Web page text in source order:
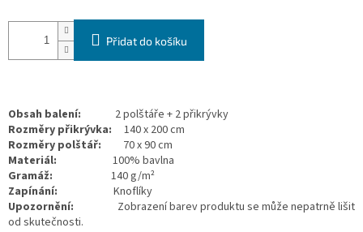
Přidat do košíku
Obsah balení: 2 polštáře + 2 přikrývky
Rozměry přikrývka: 140 x 200 cm
Rozměry polštář:
70 x 90 cm
Materiál:
100% bavlna
Gramáž:
140 g/m²
Zapínání:
Knoflíky
Upozornění:
Zobrazení barev produktu se může nepatrně lišit
od skutečnosti.